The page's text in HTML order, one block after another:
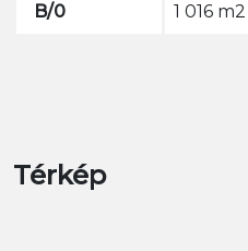
B/0 1 016 m2
Térkép